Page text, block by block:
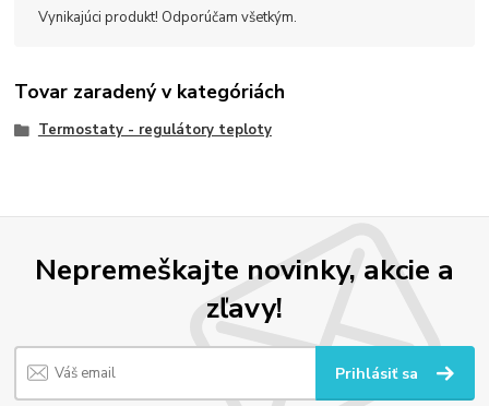
Vynikajúci produkt! Odporúčam všetkým.
Tovar zaradený v kategóriách
Termostaty - regulátory teploty
Nepremeškajte novinky, akcie a
zľavy!
Prihlásiť sa